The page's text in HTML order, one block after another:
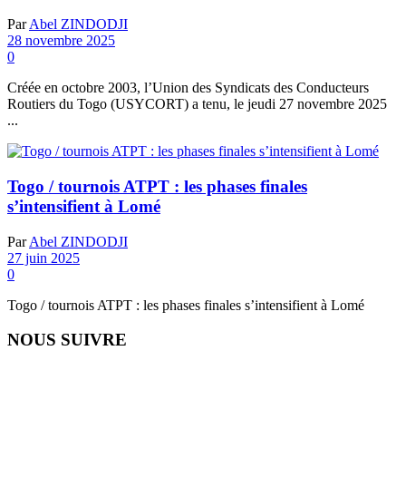
Par Abel ZINDODJI
28 novembre 2025
0
Créée en octobre 2003, l’Union des Syndicats des Conducteurs
Routiers du Togo (USYCORT) a tenu, le jeudi 27 novembre 2025
...
Togo / tournois ATPT : les phases finales
s’intensifient à Lomé
Par Abel ZINDODJI
27 juin 2025
0
Togo / tournois ATPT : les phases finales s’intensifient à Lomé
NOUS SUIVRE